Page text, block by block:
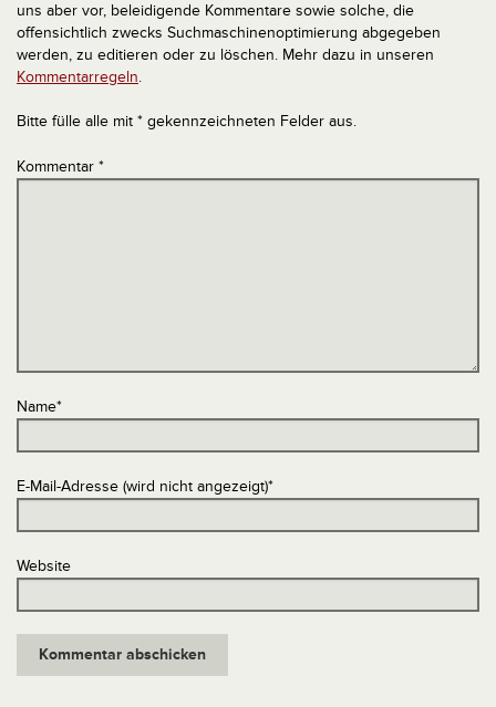
uns aber vor, beleidigende Kommentare sowie solche, die
offensichtlich zwecks Suchmaschinenoptimierung abgegeben
werden, zu editieren oder zu löschen. Mehr dazu in unseren
Kommentarregeln.
Bitte fülle alle mit * gekennzeichneten Felder aus.
Kommentar *
Name*
E-Mail-Adresse (wird nicht angezeigt)*
Website